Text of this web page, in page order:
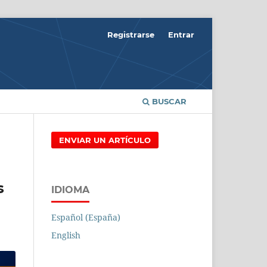
BUSCAR
Registrarse Entrar
ENVIAR UN ARTÍCULO
IDIOMA
Español (España)
English